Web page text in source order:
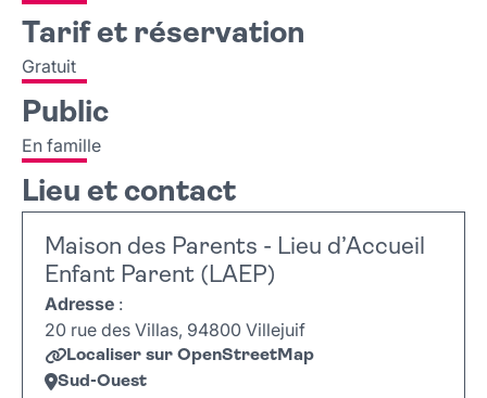
Tarif et réservation
Gratuit
Public
En famille
Lieu et contact
Maison des Parents - Lieu d’Accueil
Enfant Parent (LAEP)
Adresse :
20 rue des Villas, 94800 Villejuif
Localiser sur OpenStreetMap
Sud-Ouest